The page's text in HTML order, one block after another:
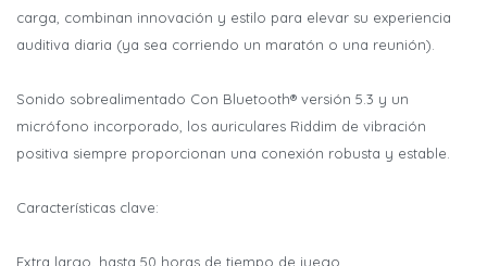
carga, combinan innovación y estilo para elevar su experiencia
auditiva diaria (ya sea corriendo un maratón o una reunión).
Sonido sobrealimentado Con Bluetooth® versión 5.3 y un
micrófono incorporado, los auriculares Riddim de vibración
positiva siempre proporcionan una conexión robusta y estable.
Características clave:
Extra largo, hasta 50 horas de tiempo de juego